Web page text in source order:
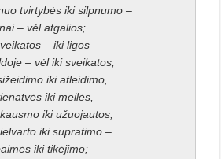
tvirtybės iki silpnumo –
– vėl atgalios;
– iki ligos
– vėl iki sveikatos;
iki atleidimo,
iki meilės,
iki užuojautos,
iki supratimo –
iki tikėjimo;